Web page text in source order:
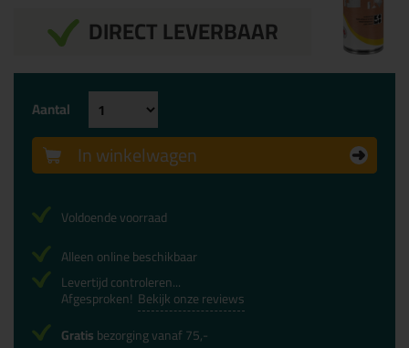
DIRECT LEVERBAAR
Aantal
In winkelwagen
Voldoende voorraad
Alleen online beschikbaar
Levertijd controleren...
Afgesproken! Bekijk onze reviews
Gratisbezorging vanaf 75,-